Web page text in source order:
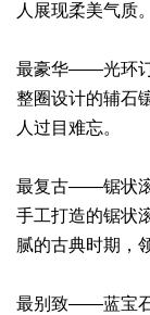
人展现柔美气质。
最豪华——光环
整圈设计的辅石
人过目难忘。
最复古——锯状
手工打造的锯状
腻的古典时期，
最别致——蓝宝